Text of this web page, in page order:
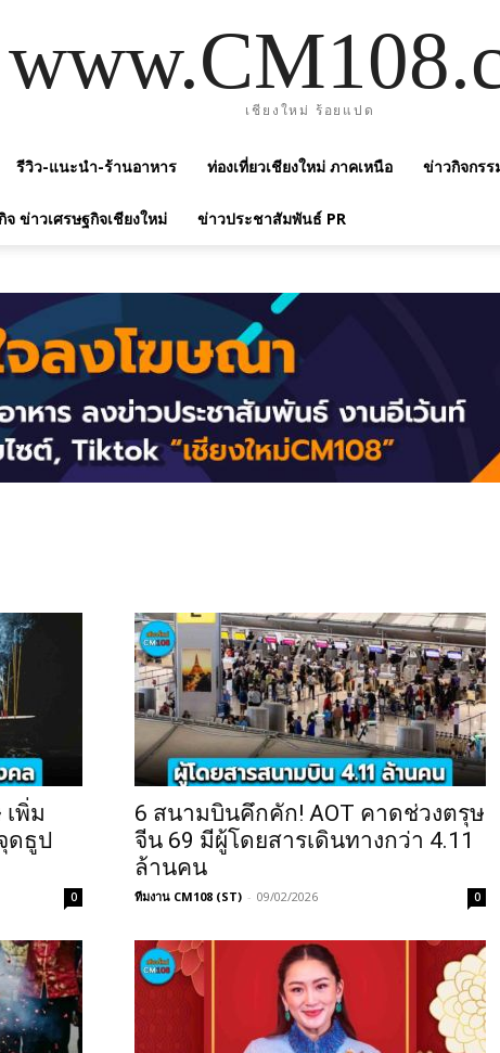
เชียงใหม่ ร้อยแปด
รีวิว-แนะนำ-ร้านอาหาร ท่องเที่ยวเชียงใหม่ ภาคเหนือ ข่าวกิจกรร
ข่าวเศรษฐกิจเชียงใหม่ ข่าวประชาสัมพันธ์ PR
พิ่ม
ดธูป
0
6 สนามบินคึกคัก! AOT คาดช่วงตรุษ
จีน 69 มีผู้โดยสารเดินทางกว่า 4.11
ล้านคน
ทีมงาน CM108 (ST) - 09/02/2026 0